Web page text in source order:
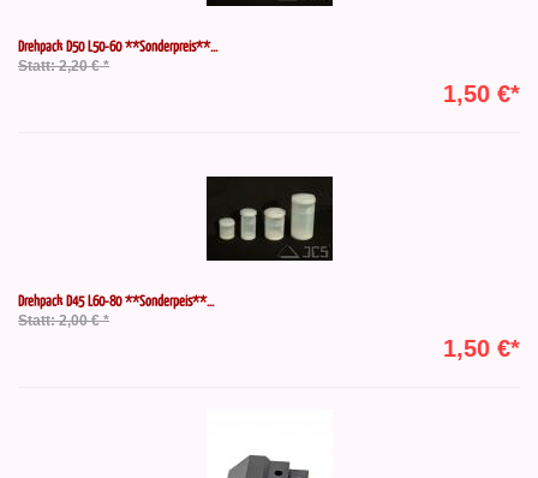
Drehpack D50 L50-60 **Sonderpreis**...
Statt: 2,20 € *
1,50 €*
Drehpack D45 L60-80 **Sonderpeis**...
Statt: 2,00 € *
1,50 €*